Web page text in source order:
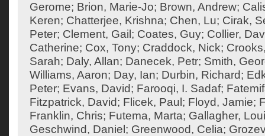
Gerome; Brion, Marie-Jo; Brown, Andrew;
Keren; Chatterjee, Krishna; Chen, Lu; Cirak,
Peter; Clement, Gail ; Coates, Guy; Collier,
Catherine; Cox, Tony; Craddock, Nick;
Sarah; Daly, Allan; Danecek, Petr; Smith,
Williams, Aaron; Day, Ian; Durbin, Richard;
Peter; Evans, David; Farooqi, I. Sadaf;
Fitzpatrick, David; Flicek, Paul ; Floyd, Jamie;
Franklin, Chris; Futema, Marta; Gallagher,
Geschwind, Daniel ; Greenwood, Celia;